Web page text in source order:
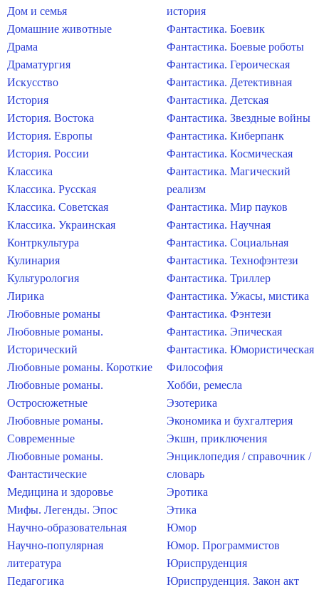
Дом и семья
Домашние животные
Драма
Драматургия
Искусство
История
История. Востока
История. Европы
История. России
Классика
Классика. Русская
Классика. Советская
Классика. Украинская
Контркультура
Кулинария
Культурология
Лирика
Любовные романы
Любовные романы.
Исторический
Любовные романы. Короткие
Любовные романы.
Остросюжетные
Любовные романы.
Современные
Любовные романы.
Фантастические
Медицина и здоровье
Мифы. Легенды. Эпос
Научно-образовательная
Научно-популярная
литература
Педагогика
история
Фантастика. Боевик
Фантастика. Боевые роботы
Фантастика. Героическая
Фантастика. Детективная
Фантастика. Детская
Фантастика. Звездные войны
Фантастика. Киберпанк
Фантастика. Космическая
Фантастика. Магический
реализм
Фантастика. Мир пауков
Фантастика. Научная
Фантастика. Социальная
Фантастика. Технофэнтези
Фантастика. Триллер
Фантастика. Ужасы, мистика
Фантастика. Фэнтези
Фантастика. Эпическая
Фантастика. Юмористическая
Философия
Хобби, ремесла
Эзотерика
Экономика и бухгалтерия
Экшн, приключения
Энциклопедия / справочник /
словарь
Эротика
Этика
Юмор
Юмор. Программистов
Юриспруденция
Юриспруденция. Закон акт